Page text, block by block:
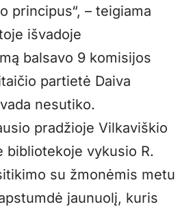
principus“, – teigiama
išvadoje
balsavo 9 komisijos
partietė Daiva
nesutiko.
pradžioje Vilkaviškio
bibliotekoje vykusio R.
su žmonėmis metu
jaunuolį, kuris